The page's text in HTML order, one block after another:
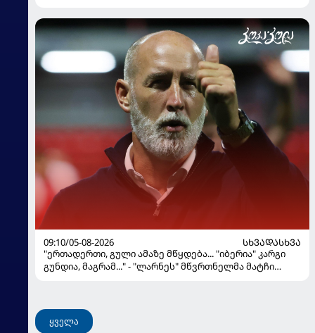
09:10/05-08-2026
ᲡᲮᲕᲐᲓᲐᲡᲮᲕᲐ
"ერთადერთი, გული ამაზე მწყდება... "იბერია" კარგი
გუნდია, მაგრამ..." - "ლარნეს" მწვრთნელმა მატჩი
ყველა